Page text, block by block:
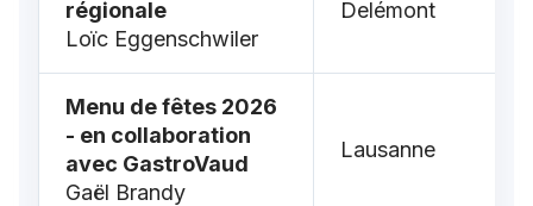
régionale
Loïc Eggenschwiler
Delémont
Menu de fêtes 2026
- en collaboration
avec GastroVaud
Gaël Brandy
Lausanne